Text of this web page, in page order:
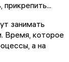
прикрепить...
занимать
Время, которое
а на